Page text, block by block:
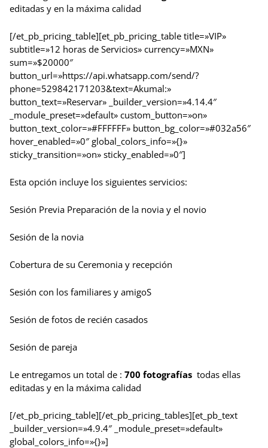
editadas y en la máxima calidad
[/et_pb_pricing_table][et_pb_pricing_table title=»VIP»
subtitle=»12 horas de Servicios» currency=»MXN»
sum=»$20000″
button_url=»https://api.whatsapp.com/send/?
phone=529842171203&text=Akumal:»
button_text=»Reservar» _builder_version=»4.14.4″
_module_preset=»default» custom_button=»on»
button_text_color=»#FFFFFF» button_bg_color=»#032a56″
hover_enabled=»0″ global_colors_info=»{}»
sticky_transition=»on» sticky_enabled=»0″]
Esta opción incluye los siguientes servicios:
Sesión Previa Preparación de la novia y el novio
Sesión de la novia
Cobertura de su Ceremonia y recepción
Sesión con los familiares y amigoS
Sesión de fotos de recién casados
Sesión de pareja
Le entregamos un total de : 700 fotografías todas ellas
editadas y en la máxima calidad
[/et_pb_pricing_table][/et_pb_pricing_tables][et_pb_text
_builder_version=»4.9.4″ _module_preset=»default»
global_colors_info=»{}»]